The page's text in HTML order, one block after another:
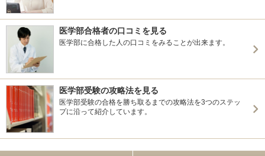
医学部合格者の口コミを見る
医学部に合格した人の口コミをみることが出来ます。
医学部受験の攻略法を見る
医学部受験の合格を勝ち取るまでの攻略法を3つのステッ
プに沿って紹介しています。